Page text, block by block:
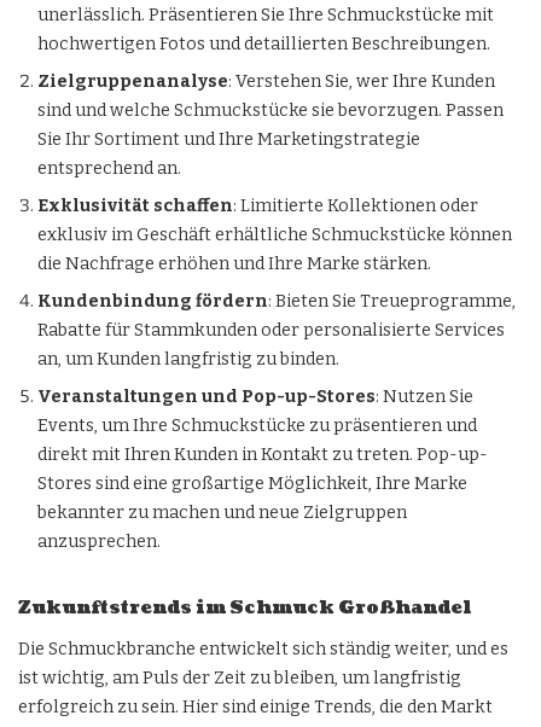
unerlässlich. Präsentieren Sie Ihre Schmuckstücke mit
hochwertigen Fotos und detaillierten Beschreibungen.
Zielgruppenanalyse: Verstehen Sie, wer Ihre Kunden
sind und welche Schmuckstücke sie bevorzugen. Passen
Sie Ihr Sortiment und Ihre Marketingstrategie
entsprechend an.
Exklusivität schaffen: Limitierte Kollektionen oder
exklusiv im Geschäft erhältliche Schmuckstücke können
die Nachfrage erhöhen und Ihre Marke stärken.
Kundenbindung fördern: Bieten Sie Treueprogramme,
Rabatte für Stammkunden oder personalisierte Services
an, um Kunden langfristig zu binden.
Veranstaltungen und Pop-up-Stores: Nutzen Sie
Events, um Ihre Schmuckstücke zu präsentieren und
direkt mit Ihren Kunden in Kontakt zu treten. Pop-up-
Stores sind eine großartige Möglichkeit, Ihre Marke
bekannter zu machen und neue Zielgruppen
anzusprechen.
Zukunftstrends im Schmuck Großhandel
Die Schmuckbranche entwickelt sich ständig weiter, und es
ist wichtig, am Puls der Zeit zu bleiben, um langfristig
erfolgreich zu sein. Hier sind einige Trends, die den Markt